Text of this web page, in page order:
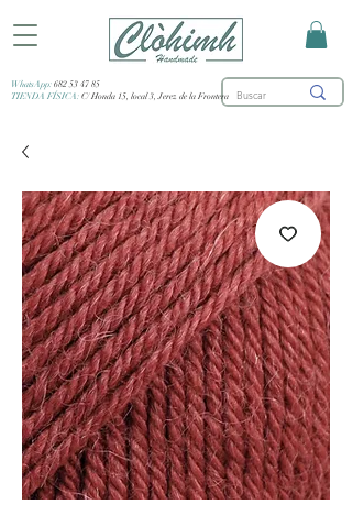
WhatsApp: 682 53 47 85
TIENDA FÍSICA: C/ Honda 15, local 3, Jerez de la Frontera